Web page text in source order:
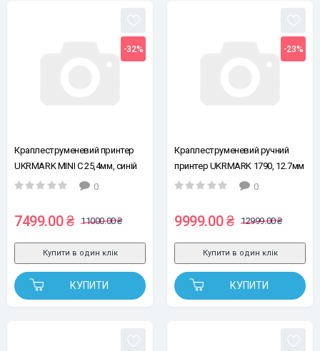
-32%
Краплеструменевий принтер
UKRMARK MINI C 25,4мм, синій
0
7499.00 ₴ 11000.00 ₴
КУПИТИ
Купити в один клік
-23%
Краплеструменевий ручний
принтер UKRMARK 1790, 12.7мм
(без картриджу), для
поверхонь
0
9999.00 ₴ 12999.00 ₴
КУПИТИ
Купити в один клік